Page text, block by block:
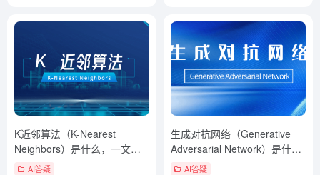
K近邻算法（K-Nearest
Neighbors）是什么，一文看
懂 AI答疑
生成对抗网络（Generative
Adversarial Network）是什
么，一文看懂
AI答疑